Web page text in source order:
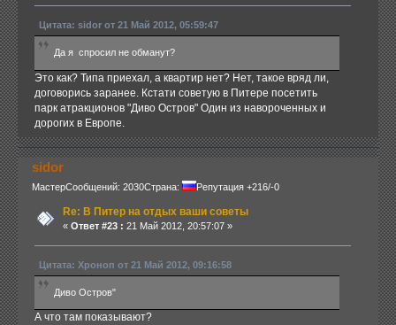
Цитата: sidor от 21 Май 2012, 05:59:47
Да я спросил не обманут?
Это как? Типа приехал, а квартир нет? Нет, такое вряд ли,
договорись заранее. Кстати советую в Питере посетить
парк атракционов "Диво Остров" Один из навороченных и
дорогих в Европе.
sidor
МастерСообщений: 2030Страна: Репутация +216/-0
Re: В Питер на отдых ваши советы
« Ответ #23 : 21 Май 2012, 20:57:07 »
Цитата: Хроноп от 21 Май 2012, 09:16:58
Диво Остров"
А что там показывают?